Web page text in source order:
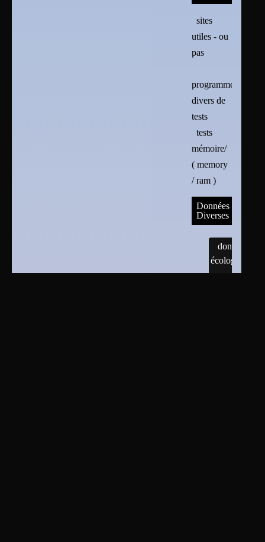
sites
utiles - ou
pas
programmes
divers de
tests
tests
mémoire/
( memory
/ ram )
Données
Diverses
données
écologiques
et